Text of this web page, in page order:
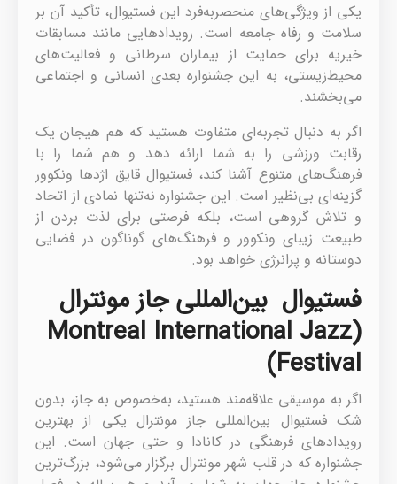
یکی از ویژگی‌های منحصربه‌فرد این فستیوال، تأکید آن بر
سلامت و رفاه جامعه است. رویدادهایی مانند مسابقات
خیریه برای حمایت از بیماران سرطانی و فعالیت‌های
محیط‌زیستی، به این جشنواره بعدی انسانی و اجتماعی
می‌بخشند.
اگر به دنبال تجربه‌ای متفاوت هستید که هم هیجان یک
رقابت ورزشی را به شما ارائه دهد و هم شما را با
فرهنگ‌های متنوع آشنا کند، فستیوال قایق اژدها ونکوور
گزینه‌ای بی‌نظیر است. این جشنواره نه‌تنها نمادی از اتحاد
و تلاش گروهی است، بلکه فرصتی برای لذت بردن از
طبیعت زیبای ونکوور و فرهنگ‌های گوناگون در فضایی
دوستانه و پرانرژی خواهد بود.
فستیوال بین‌المللی جاز مونترال
(Montreal International Jazz
Festival)
اگر به موسیقی علاقه‌مند هستید، به‌خصوص به جاز، بدون
شک فستیوال بین‌المللی جاز مونترال یکی از بهترین
رویدادهای فرهنگی در کانادا و حتی جهان است. این
جشنواره که در قلب شهر مونترال برگزار می‌شود، بزرگ‌ترین